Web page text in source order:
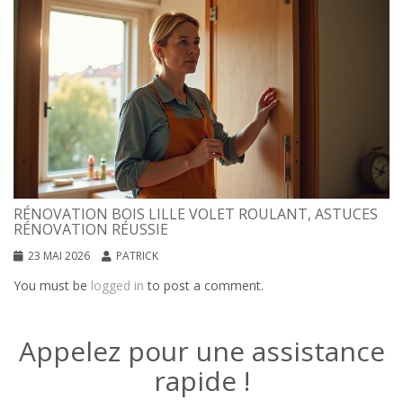
RÉNOVATION BOIS LILLE VOLET ROULANT, ASTUCES
RÉNOVATION RÉUSSIE
23 MAI 2026 PATRICK
You must be logged in to post a comment.
Appelez pour une assistance
rapide !